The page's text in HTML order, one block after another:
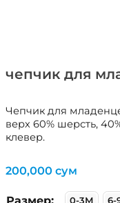
чепчик для
Чепчик для
верх 60% шерсть,
клевер.
200,000 сум
0-3М 6-